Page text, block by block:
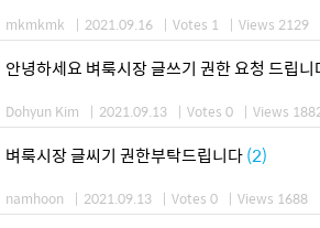
mkmkmk | 2021.09.16 | Votes 1 | Views 2129
안녕하세요 벼룩시장 글쓰기 권한 요청 드립니
Dohyun Kim | 2021.09.13 | Votes 0 | Views
벼룩시장 글씨기 권한부탁드립니다(2)
namhoon | 2021.09.13 | Votes 0 | Views 1688